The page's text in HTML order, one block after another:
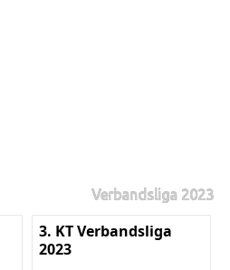
Verbandsliga 2023
3. KT Verbandsliga
2023